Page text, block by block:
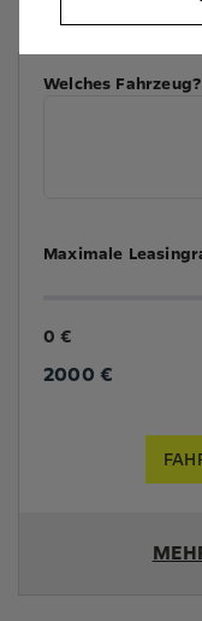
Welches Fahrzeug?
Maximale
0 €
2000 €